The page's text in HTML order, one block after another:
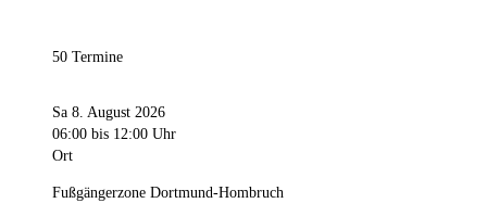
50 Termine
Sa 8. August 2026
06:00 bis 12:00 Uhr
Ort
Fußgängerzone Dortmund-Hombruch